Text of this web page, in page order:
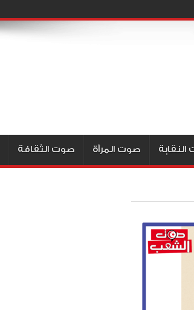
صوت المرأة صوت الثقافة